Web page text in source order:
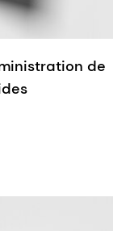
de
acides